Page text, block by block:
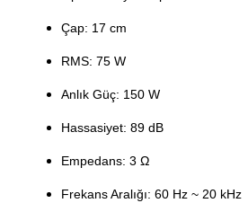
Çap: 17 cm
RMS: 75 W
Anlık Güç: 150 W
Hassasiyet: 89 dB
Empedans: 3 Ω
Frekans Aralığı: 60 Hz ~ 20 kHz